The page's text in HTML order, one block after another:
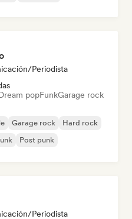
Periodista
popFunkGarage rock
Garage rock
Hard rock
Post punk
Periodista